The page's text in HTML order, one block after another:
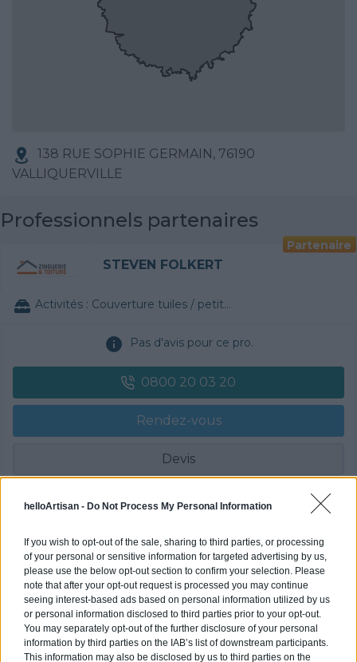
helloArtisan - Do Not Process My Personal Information
If you wish to opt-out of the sale, sharing to third parties, or processing
of your personal or sensitive information for targeted advertising by us,
please use the below opt-out section to confirm your selection. Please
note that after your opt-out request is processed you may continue
seeing interest-based ads based on personal information utilized by us
or personal information disclosed to third parties prior to your opt-out.
You may separately opt-out of the further disclosure of your personal
information by third parties on the IAB’s list of downstream participants.
This information may also be disclosed by us to third parties on the
138 RUE SOPHIE GERMAIN, 76190
VALLIQUERVILLE
Professionnels partenaires
Partenaire
STEVEN FOLKERT
Activités : Couverture tuiles / petits éléments
Pas d'avis pour ce pro.
0800 20 03 20
Rendez-vous
Devis
Labels et certifications : Non communiqué
Partenaire
POLYGONE ENERGIE
Activités :Gros œuvre, Borne de recharge